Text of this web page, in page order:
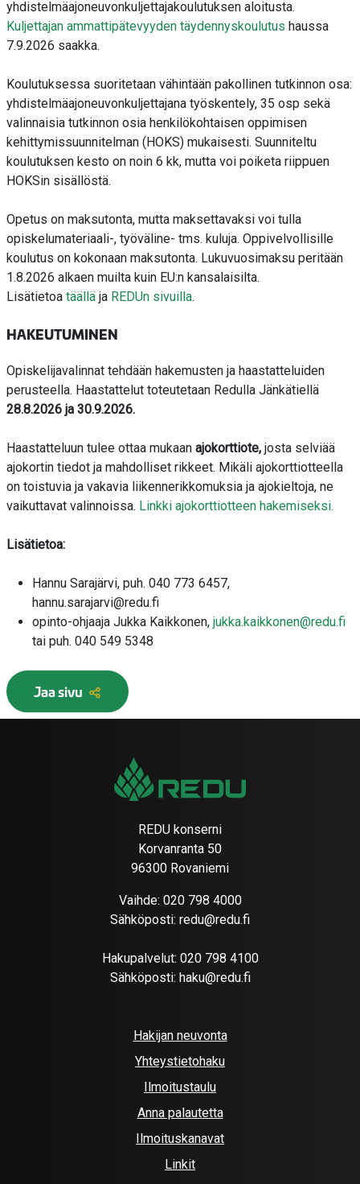
yhdistelmäajoneuvonkuljettajakoulutuksen aloitusta.
Kuljettajan ammattipätevyyden täydennyskoulutus haussa
7.9.2026 saakka.
Koulutuksessa suoritetaan vähintään pakollinen tutkinnon osa:
yhdistelmäajoneuvonkuljettajana työskentely, 35 osp sekä
valinnaisia tutkinnon osia henkilökohtaisen oppimisen
kehittymissuunnitelman (HOKS) mukaisesti. Suunniteltu
koulutuksen kesto on noin 6 kk, mutta voi poiketa riippuen
HOKSin sisällöstä.
Opetus on maksutonta, mutta maksettavaksi voi tulla
opiskelumateriaali-, työväline- tms. kuluja. Oppivelvollisille
koulutus on kokonaan maksutonta. Lukuvuosimaksu peritään
1.8.2026 alkaen muilta kuin EU:n kansalaisilta.
Lisätietoa täällä ja REDUn sivuilla.
HAKEUTUMINEN
Opiskelijavalinnat tehdään hakemusten ja haastatteluiden
perusteella. Haastattelut toteutetaan Redulla Jänkätiellä
28.8.2026 ja 30.9.2026.
Haastatteluun tulee ottaa mukaan ajokorttiote, josta selviää
ajokortin tiedot ja mahdolliset rikkeet. Mikäli ajokorttiotteella
on toistuvia ja vakavia liikennerikkomuksia ja ajokieltoja, ne
vaikuttavat valinnoissa. Linkki ajokorttiotteen hakemiseksi.
Lisätietoa:
Hannu Sarajärvi, puh. 040 773 6457,
hannu.sarajarvi@redu.fi
opinto-ohjaaja Jukka Kaikkonen, jukka.kaikkonen@redu.fi
tai puh. 040 549 5348
Jaa sivu
REDU konserni
Korvanranta 50
96300 Rovaniemi
Vaihde: 020 798 4000
Sähköposti: redu@redu.fi
Hakupalvelut: 020 798 4100
Sähköposti: haku@redu.fi
Hakijan neuvonta
Yhteystietohaku
Ilmoitustaulu
Anna palautetta
Ilmoituskanavat
Linkit